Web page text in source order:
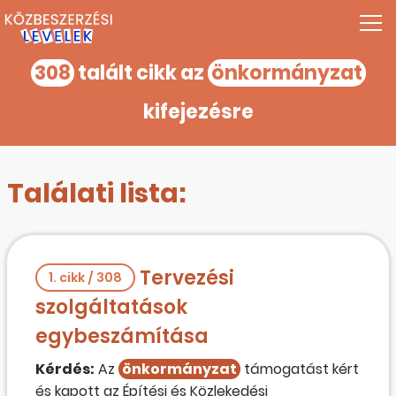
308talált cikk az önkormányzat
kifejezésre
Találati lista:
1. cikk / 308
Tervezési
szolgáltatások
egybeszámítása
Kérdés: Az önkormányzat támogatást kért
és kapott az Építési és Közlekedési